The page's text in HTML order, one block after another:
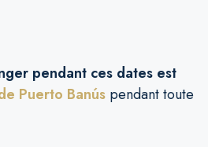
pendant ces dates est
Puerto Banús pendant toute